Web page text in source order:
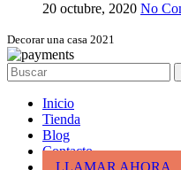
20 octubre, 2020 No
Decorar una casa 2021
Inicio
Tienda
Blog
Contacto